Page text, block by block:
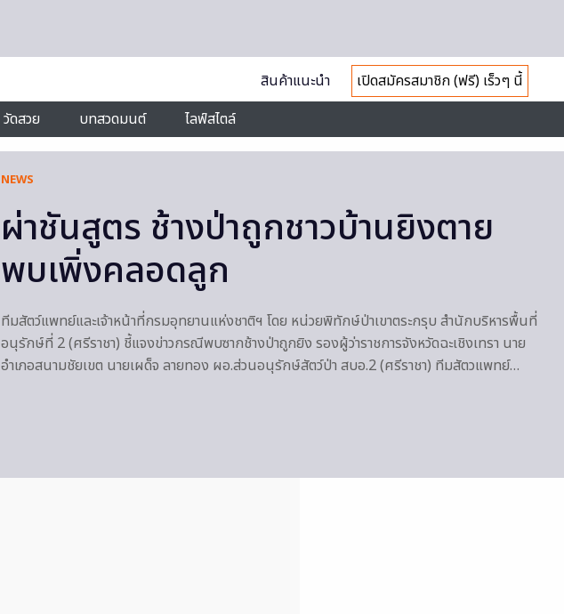
สินค้าแนะนำ
เปิดสมัครสมาชิก (ฟรี) เร็วๆ นี้
วัดสวย บทสวดมนต์ ไลฟ์สไตล์
NEWS
ผ่าชันสูตร ช้างป่าถูกชาวบ้านยิงตาย
พบเพิ่งคลอดลูก
ทีมสัตว์แพทย์และเจ้าหน้าที่กรมอุทยานแห่งชาติฯ โดย หน่วยพิทักษ์ป่าเขาตระกรุบ สำนักบริหารพื้นที่
อนุรักษ์ที่ 2 (ศรีราชา) ชี้แจงข่าวกรณีพบซากช้างป่าถูกยิง รองผู้ว่าราชการจังหวัดฉะเชิงเทรา นาย
อำเภอสนามชัยเขต นายเผด็จ ลายทอง ผอ.ส่วนอนุรักษ์สัตว์ป่า สบอ.2 (ศรีราชา) ทีมสัตวแพทย์…